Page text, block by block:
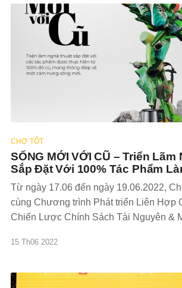
CHỢ TỐT
SỐNG MỚI VỚI CŨ – Triển Lãm
Sắp Đặt Với 100% Tác Phẩm
Từ ngày 17.06 đến ngày 19.06.2022,
cùng Chương trình Phát triển Liên Hợp
Chiến Lược Chính Sách Tài Nguyên &
truyền cảm hứng về
15 Th06 2022